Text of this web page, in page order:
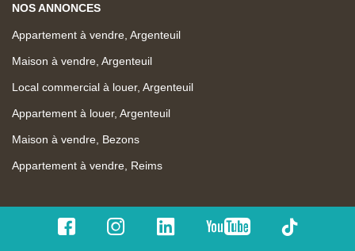
NOS ANNONCES
Appartement à vendre, Argenteuil
Maison à vendre, Argenteuil
Local commercial à louer, Argenteuil
Appartement à louer, Argenteuil
Maison à vendre, Bezons
Appartement à vendre, Reims